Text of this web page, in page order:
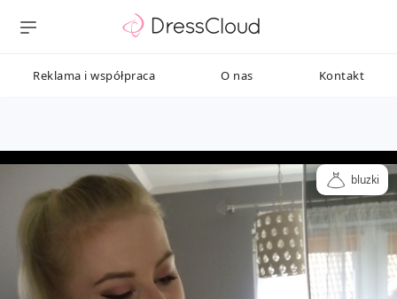
Reklama i współpraca O nas Kontakt
bluzki